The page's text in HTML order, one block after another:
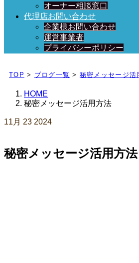
オーナー相談窓口
代理店お問い合わせ
企業様お問い合わせ
運営事業者
プライバシーポリシー
日々、ブログを更新中！
TOP > ブログ一覧 > 秘密メッセージ活
HOME
秘密メッセージ活用方法
11月 23 2024
秘密メッセージ活用方法